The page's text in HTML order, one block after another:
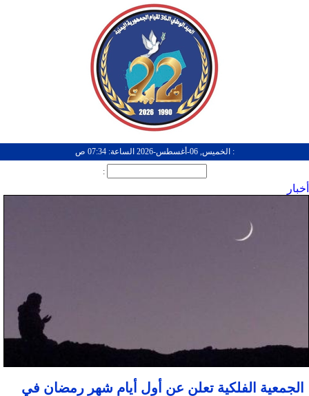
: الخميس, 06-أغسطس-2026 الساعة: 07:34 ص
:
أخبار
الجمعية الفلكية تعلن عن أول أيام شهر رمضان في